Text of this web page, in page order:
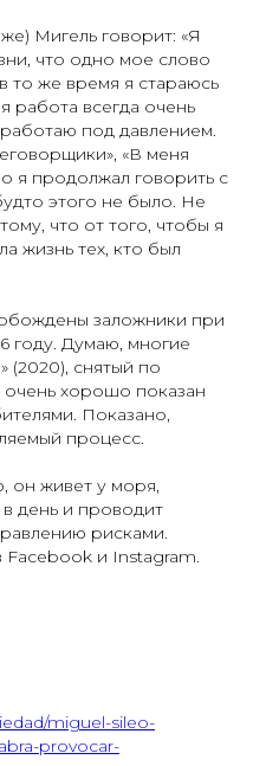
Мигель говорит: «Я
что одно мое слово
то же время я стараюсь
работа всегда очень
под давлением.
«В меня
я продолжал говорить с
этого не было. Не
что от того, чтобы я
жизнь тех, кто был
заложники при
году. Думаю, многие
(2020), снятый по
хорошо показан
Показано,
процесс.
он живет у моря,
день и проводит
рисками.
и Instagram.
miguel-sileo-
provocar-